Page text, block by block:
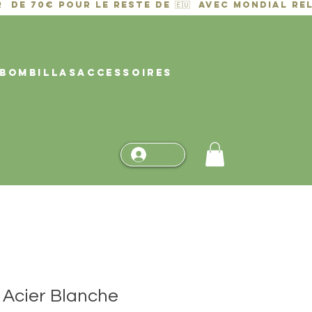
BOMBILLASACCESSOIRES
Blanche